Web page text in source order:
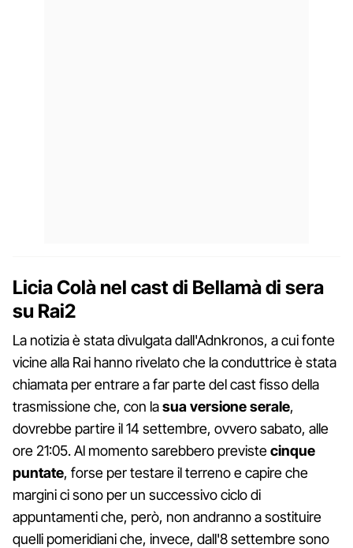
Licia Colà nel cast di Bellamà di sera
su Rai2
La notizia è stata divulgata dall'Adnkronos, a cui fonte
vicine alla Rai hanno rivelato che la conduttrice è stata
chiamata per entrare a far parte del cast fisso della
trasmissione che, con lasua versione serale,
dovrebbe partire il 14 settembre, ovvero sabato, alle
ore 21:05. Al momento sarebbero previstecinque
puntate, forse per testare il terreno e capire che
margini ci sono per un successivo ciclo di
appuntamenti che, però, non andranno a sostituire
quelli pomeridiani che, invece, dall'8 settembre sono